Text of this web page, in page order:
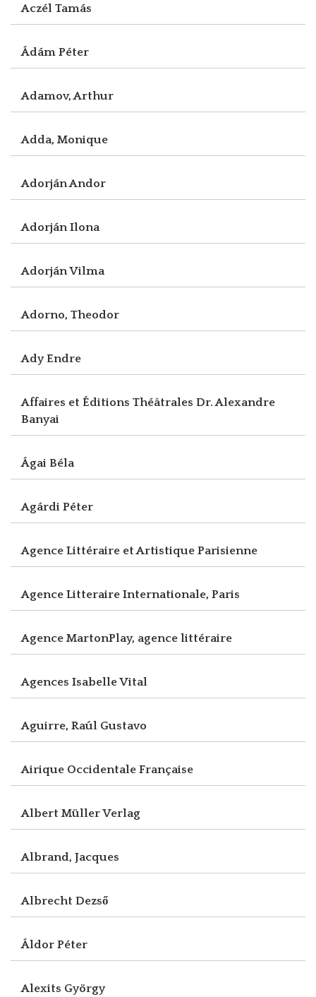
Aczél Tamás
Ádám Péter
Adamov, Arthur
Adda, Monique
Adorján Andor
Adorján Ilona
Adorján Vilma
Adorno, Theodor
Ady Endre
Affaires et Éditions Théâtrales Dr. Alexandre
Banyai
Ágai Béla
Agárdi Péter
Agence Littéraire et Artistique Parisienne
Agence Litteraire Internationale, Paris
Agence MartonPlay, agence littéraire
Agences Isabelle Vital
Aguirre, Raúl Gustavo
Airique Occidentale Française
Albert Müller Verlag
Albrand, Jacques
Albrecht Dezső
Áldor Péter
Alexits György